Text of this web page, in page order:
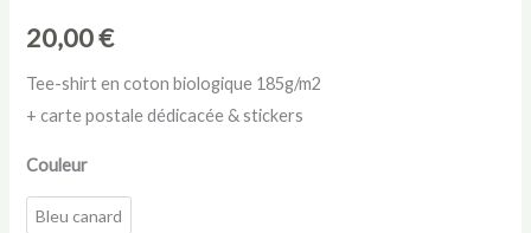
20,00€
Tee-shirt en coton biologique 185g/m2
+ carte postale dédicacée & stickers
Couleur
Bleu canard